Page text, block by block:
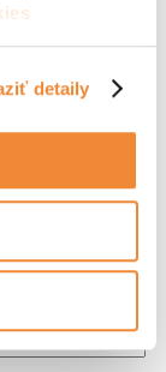
detaily
tu